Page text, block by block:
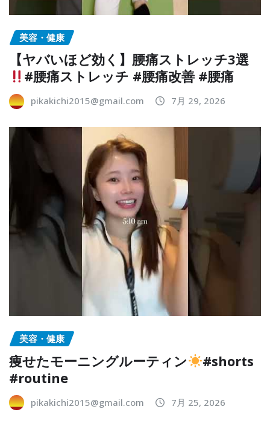
美容・健康
【ヤバいほど効く】腰痛ストレッチ3選
#腰痛ストレッチ #腰痛改善 #腰痛
pikakichi2015@gmail.com 7月 29, 2026
美容・健康
痩せたモーニングルーティン
#shorts
#routine
pikakichi2015@gmail.com 7月 25, 2026